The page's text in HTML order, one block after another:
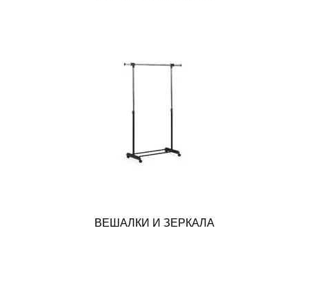
ВЕШАЛКИ И ЗЕРКАЛА